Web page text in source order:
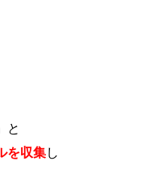
と
を収集し